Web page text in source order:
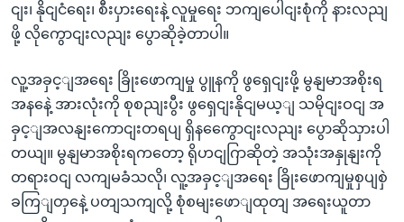
ငျး၊ နိုငျငံရေး၊ စီးပှားရေးနဲ့ လူမှုရေး ဘကျပေါငျးစုံကို နားလညျ
ဖို့ လိုကွောငျးလညျး ပွောဆိုခဲ့တာပါ။
လူ့အခှင့ျအရေး ခြိုးဖောကျမှု ပွူနကို ဖွရှေငျးဖို့ မွနျမာအစိုးရ
အနနေဲ့ အားလုံးကို စုစညျးပွီး ဖွရှေငျးနိုငျမယ့ျ သမိုငျးဝငျ အ
ခှင့ျအလနျးကောငျးတရပျ ရှိနကွေောငျးလညျး ပွောဆိုသှားပါ
တယျ။ မွနျမာအစိုးရကတော့ ရိုဟငျဂြာဆိုတဲ့ အသုံးအနှုနျးကို
တရားဝငျ လကျမခံသလို၊ လူ့အခှင့ျအရေး ခြိုးဖောကျမှုစှပျစှဲ
ခကြျတှနေဲ့ ပတျသကျလို့ စုံစမျးဖောျထုတျ အရေးယူတာ